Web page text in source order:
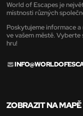
World of Escapes je
místnosti různých
Poskytujeme informace
ve vašem městě.
hru!
ZOBRAZIT NA MAPĚ